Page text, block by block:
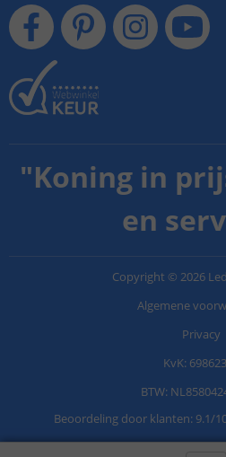
"Koning in
en
Copyright © 2026
Algemene
Privacy
KvK:
BTW:
Beoordeling door klanten: 9.1/